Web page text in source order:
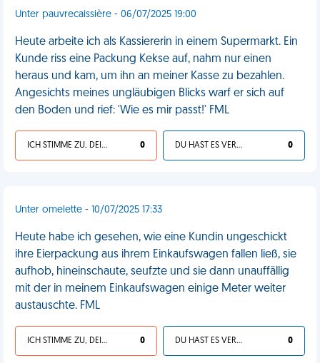
Unter pauvrecaissière - 06/07/2025 19:00
Heute arbeite ich als Kassiererin in einem Supermarkt. Ein
Kunde riss eine Packung Kekse auf, nahm nur einen
heraus und kam, um ihn an meiner Kasse zu bezahlen.
Angesichts meines ungläubigen Blicks warf er sich auf
den Boden und rief: 'Wie es mir passt!' FML
ICH STIMME ZU, DEIN LEBEN IST SCHEISSE 0 DU HAST ES VERDIENT 0
Unter omelette - 10/07/2025 17:33
Heute habe ich gesehen, wie eine Kundin ungeschickt
ihre Eierpackung aus ihrem Einkaufswagen fallen ließ, sie
aufhob, hineinschaute, seufzte und sie dann unauffällig
mit der in meinem Einkaufswagen einige Meter weiter
austauschte. FML
ICH STIMME ZU, DEIN LEBEN IST SCHEISSE 0 DU HAST ES VERDIENT 0